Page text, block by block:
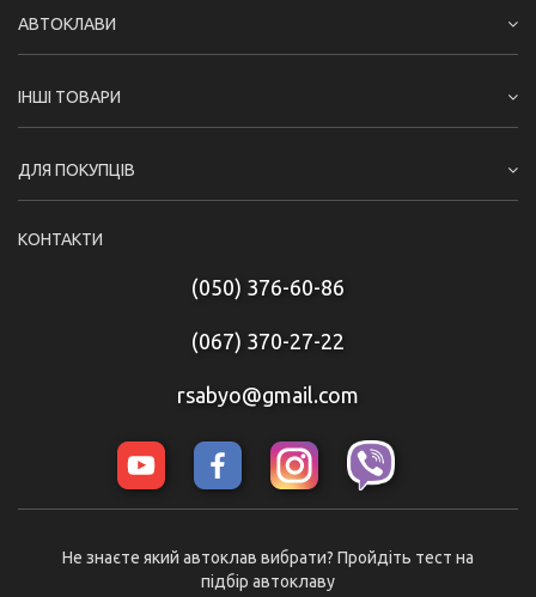
АВТОКЛАВИ
ІНШІ ТОВАРИ
ДЛЯ ПОКУПЦІВ
КОНТАКТИ
(050) 376-60-86
(067) 370-27-22
rsabyo@gmail.com
Не знаєте який автоклав вибрати? Пройдіть тест на
підбір автоклаву